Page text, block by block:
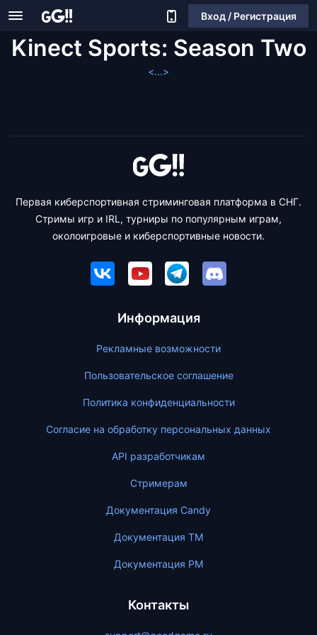
Вход / Регистрация
Kinect Sports: Season Two
<...>
Первая киберспортивная стриминговая платформа в СНГ.
Стримы игр и IRL, турниры по популярным играм,
околоигровые и киберспортивные новости.
Информация
Рекламные возможности
Пользовательское соглашение
Политика конфиденциальности
Согласие на обработку персональных данных
API разработчикам
Стримерам
Документация Candy
Документация ТМ
Документация PM
Контакты